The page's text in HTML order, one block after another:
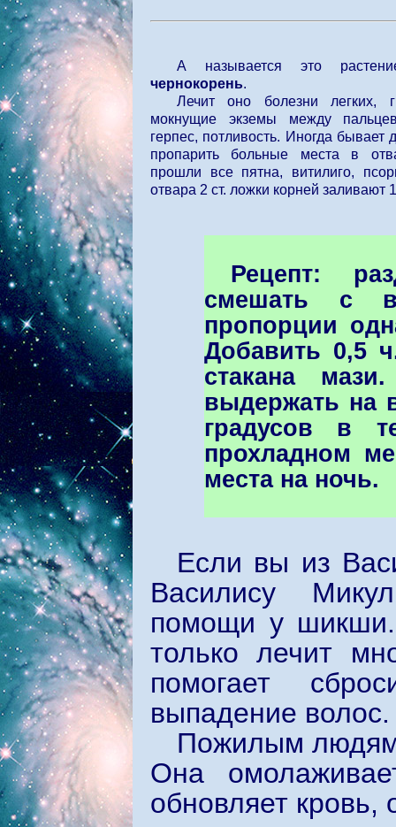
А называется это
чернокорень.
Лечит оно болезни легких,
мокнущие экземы между
герпес, потливость. Иногда бывает
пропарить больные места в
прошли все пятна, витилиго,
отвара 2 ст. ложки корней заливают
Рецепт:
смешать с
пропорции
Добавить 0,5
стакана
выдержать на
градусов в
прохладном
места на ночь.
Если вы из
Василису
помощи у шикши.
только лечит
помогает
выпадение волос.
Пожилым людям
Она
обновляет кровь,